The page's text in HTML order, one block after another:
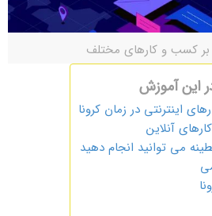
بر کسب و کارهای مختلف
آموزش
اینترنتی در زمان کرونا
آنلاین
می توانید انجام دهید